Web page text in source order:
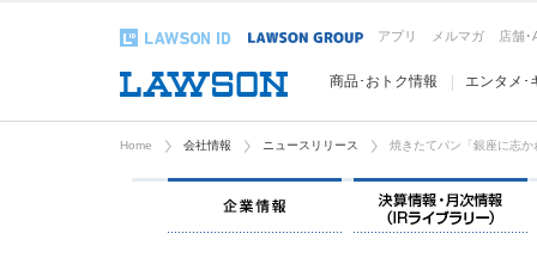
アプリ メルマガ 店舗･
商品･おトク情報 エンタメ･
Home 会社情報 ニュースリリース 焼きたてパン「銀座に志
企業情報